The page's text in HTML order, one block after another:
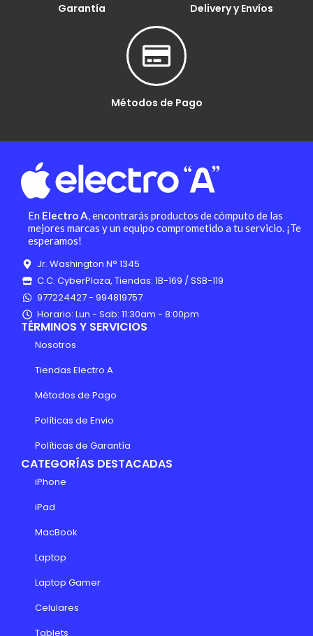
Garantía Delivery y Envíos
Métodos de Pago
En Electro A, encontrarás productos de cómputo de las
mejores marcas y un equipo comprometido a tu servicio. ¡Te
esperamos!
Jr. Washington N° 1345
C.C. CyberPlaza, Tiendas: 1B-169 / SSB-119
977224427 - 994819757
Horario: Lun - Sab: 11:30am - 8:00pm
TÉRMINOS Y SERVICIOS
Nosotros
Tiendas Electro A
Métodos de Pago
Políticas de Envio
Políticas de Garantía
CATEGORÍAS DESTACADAS
iPhone
iPad
MacBook
Laptop
Laptop Gamer
Celulares
Tablets